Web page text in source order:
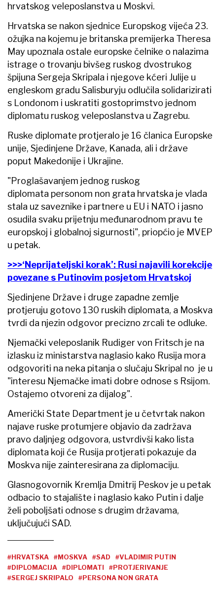
hrvatskog veleposlanstva u Moskvi.
Hrvatska se nakon sjednice Europskog vijeća 23.
ožujka na kojemu je britanska premijerka Theresa
May upoznala ostale europske čelnike o nalazima
istrage o trovanju bivšeg ruskog dvostrukog
špijuna Sergeja Skripala i njegove kćeri Julije u
engleskom gradu Salisburyju odlučila solidarizirati
s Londonom i uskratiti gostoprimstvo jednom
diplomatu ruskog veleposlanstva u Zagrebu.
Ruske diplomate protjeralo je 16 članica Europske
unije, Sjedinjene Države, Kanada, ali i države
poput Makedonije i Ukrajine.
"Proglašavanjem jednog ruskog
diplomata personom non grata hrvatska je vlada
stala uz saveznike i partnere u EU i NATO i jasno
osudila svaku prijetnju međunarodnom pravu te
europskoj i globalnoj sigurnosti", priopćio je MVEP
u petak.
>>>‘Neprijateljski korak’: Rusi najavili korekcije
povezane s Putinovim posjetom Hrvatskoj
Sjedinjene Države i druge zapadne zemlje
protjeruju gotovo 130 ruskih diplomata, a Moskva
tvrdi da njezin odgovor precizno zrcali te odluke.
Njemački veleposlanik Rudiger von Fritsch je na
izlasku iz ministarstva naglasio kako Rusija mora
odgovoriti na neka pitanja o slučaju Skripal no je u
"interesu Njemačke imati dobre odnose s Rsijom.
Ostajemo otvoreni za dijalog".
Američki State Department je u četvrtak nakon
najave ruske protumjere objavio da zadržava
pravo daljnjeg odgovora, ustvrdivši kako lista
diplomata koji će Rusija protjerati pokazuje da
Moskva nije zainteresirana za diplomaciju.
Glasnogovornik Kremlja Dmitrij Peskov je u petak
odbacio to stajalište i naglasio kako Putin i dalje
želi poboljšati odnose s drugim državama,
uključujući SAD.
#HRVATSKA #MOSKVA #SAD
#VLADIMIR PUTIN
#DIPLOMACIJA
#DIPLOMATI
#PROTJERIVANJE
#SERGEJ SKRIPALO
#PERSONA NON GRATA